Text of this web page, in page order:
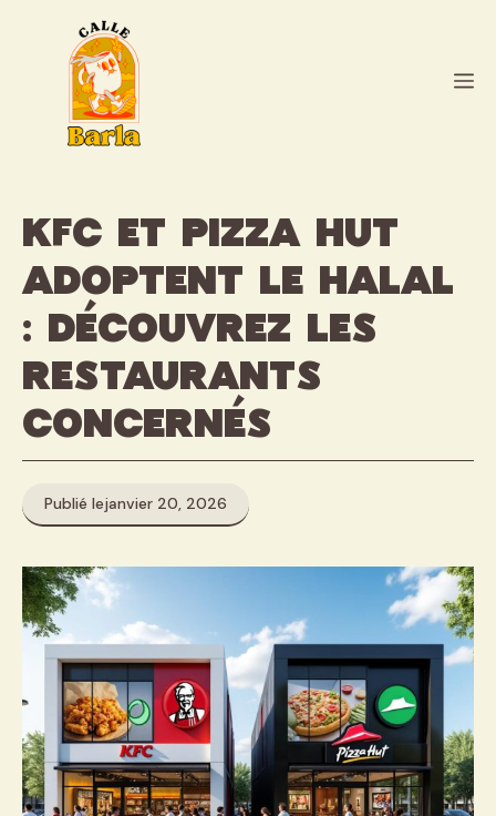
KFC et Pizza Hut
adoptent le halal
: découvrez les
restaurants
concernés
Publié lejanvier 20, 2026